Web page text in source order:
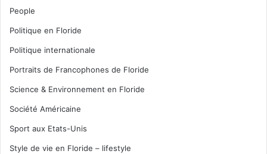
People
Politique en Floride
Politique internationale
Portraits de Francophones de Floride
Science & Environnement en Floride
Société Américaine
Sport aux Etats-Unis
Style de vie en Floride – lifestyle